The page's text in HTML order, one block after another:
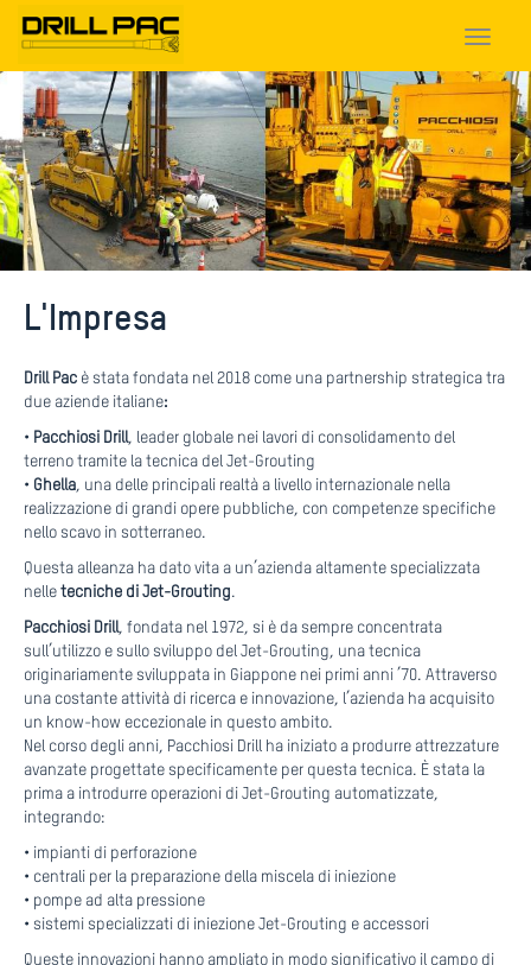
Toggle
L'Impresa
Drill Pac è stata fondata nel 2018 come una partnership strategica tra
due aziende italiane:
• Pacchiosi Drill, leader globale nei lavori di consolidamento del
terreno tramite la tecnica del Jet-Grouting
• Ghella, una delle principali realtà a livello internazionale nella
realizzazione di grandi opere pubbliche, con competenze specifiche
nello scavo in sotterraneo.
Questa alleanza ha dato vita a un’azienda altamente specializzata
nelletecniche di Jet-Grouting.
Pacchiosi Drill, fondata nel 1972, si è da sempre concentrata
sull’utilizzo e sullo sviluppo del Jet-Grouting, una tecnica
originariamente sviluppata in Giappone nei primi anni ’70. Attraverso
una costante attività di ricerca e innovazione, l’azienda ha acquisito
un know-how eccezionale in questo ambito.
Nel corso degli anni, Pacchiosi Drill ha iniziato a produrre attrezzature
avanzate progettate specificamente per questa tecnica. È stata la
prima a introdurre operazioni di Jet-Grouting automatizzate,
integrando:
• impianti di perforazione
• centrali per la preparazione della miscela di iniezione
• pompe ad alta pressione
• sistemi specializzati di iniezione Jet-Grouting e accessori
Queste innovazioni hanno ampliato in modo significativo il campo di